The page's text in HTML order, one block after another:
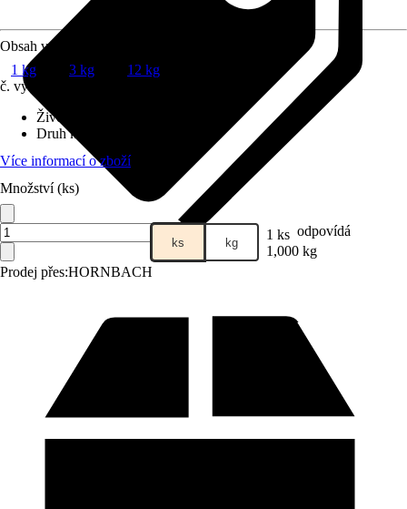
Prodej přes:HORNBACH
Obsah v kg
1 kg
3 kg
12 kg
č. výrobku
Životní fáze
Druh krmiva
Kompletní krmivo
Více informací o zboží
Množství (ks)
ks kg 1 ks odpovídá
1,000 kg